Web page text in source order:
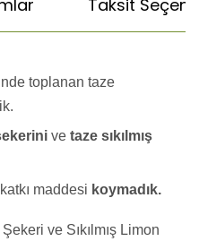
Taksit
toplanan taze
ve taze sıkılmış
maddesi koymadık.
ve Sıkılmış Limon